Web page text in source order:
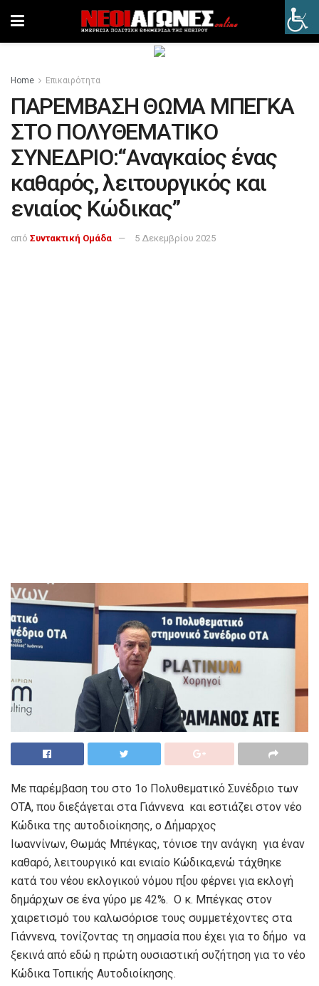
Home Επικαιρότητα
ΠΑΡΕΜΒΑΣΗ ΘΩΜΑ ΜΠΕΓΚΑ
ΣΤΟ ΠΟΛΥΘΕΜΑΤΙΚΟ
ΣΥΝΕΔΡΙΟ:“Αναγκαίος ένας
καθαρός, λειτουργικός και
ενιαίος Κώδικας”
από Συντακτική Ομάδα 5 Δεκεμβρίου 2025
Με παρέμβαση του στο 1ο Πολυθεματικό Συνέδριο των
ΟΤΑ, που διεξάγεται στα Γιάννενα και εστιάζει στον νέο
Κώδικα της αυτοδιοίκησης, ο Δήμαρχος
Ιωαννίνων, Θωμάς Μπέγκας, τόνισε την ανάγκη για έναν
καθαρό, λειτουργικό και ενιαίο Κώδικα,ενώ τάχθηκε
κατά του νέου εκλογικού νόμου π[ου φέρνει για εκλογή
δημάρχων σε ένα γύρο με 42%. Ο κ. Μπέγκας στον
χαιρετισμό του καλωσόρισε τους συμμετέχοντες στα
Γιάννενα, τονίζοντας τη σημασία που έχει για το δήμο να
ξεκινά από εδώ η πρώτη ουσιαστική συζήτηση για το νέο
Κώδικα Τοπικής Αυτοδιοίκησης.